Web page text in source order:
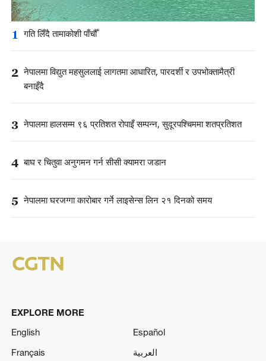
1 गति लिँदै तामाकोशी पाँचौँ
2 नेपालमा विद्युत महसुललाई लागतमा आधारित, पारदर्शी र उपभोक्तामैत्री
बनाइँदै
3 नेपालमा हालसम्म ९६ प्रतिशत रोपाइँ सम्पन्न, सुदूरपश्चिममा शतप्रतिशत
4 बाघ र चितुवा अनुगमन गर्न सीसी क्यामरा जडान
5 नेपालमा घरजग्गा कारोबार गर्ने लाइसेन्स लिन २१ दिनको समय
EXPLORE MORE
English
Español
Français
العربية